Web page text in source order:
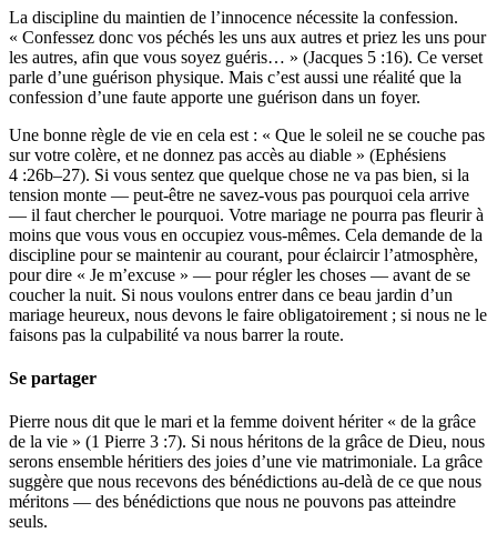
La discipline du maintien de l’innocence nécessite la confession.
« Confessez donc vos péchés les uns aux autres et priez les uns pour
les autres, afin que vous soyez guéris… » (Jacques 5 :16). Ce verset
parle d’une guérison physique. Mais c’est aussi une réalité que la
confession d’une faute apporte une guérison dans un foyer.
Une bonne règle de vie en cela est : « Que le soleil ne se couche pas
sur votre colère, et ne donnez pas accès au diable » (Ephésiens
4 :26b–27). Si vous sentez que quelque chose ne va pas bien, si la
tension monte — peut-être ne savez-vous pas pourquoi cela arrive
— il faut chercher le pourquoi. Votre mariage ne pourra pas fleurir à
moins que vous vous en occupiez vous-mêmes. Cela demande de la
discipline pour se maintenir au courant, pour éclaircir l’atmosphère,
pour dire « Je m’excuse » — pour régler les choses — avant de se
coucher la nuit. Si nous voulons entrer dans ce beau jardin d’un
mariage heureux, nous devons le faire obligatoirement ; si nous ne le
faisons pas la culpabilité va nous barrer la route.
Se partager
Pierre nous dit que le mari et la femme doivent hériter « de la grâce
de la vie » (1 Pierre 3 :7). Si nous héritons de la grâce de Dieu, nous
serons ensemble héritiers des joies d’une vie matrimoniale. La grâce
suggère que nous recevons des bénédictions au-delà de ce que nous
méritons — des bénédictions que nous ne pouvons pas atteindre
seuls.